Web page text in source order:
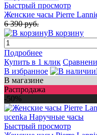
Быстрый просмотр
Женские часы Pierre
6 390 руб.
В корзину
Подробнее
Купить в 1 клик
В избранное
В магазине
Распродажа
-50%
Быстрый просмотр